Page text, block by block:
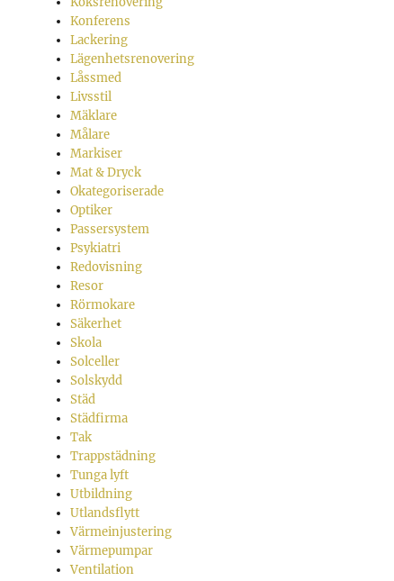
Konferens
Lackering
Lägenhetsrenovering
Låssmed
Livsstil
Mäklare
Målare
Markiser
Mat & Dryck
Okategoriserade
Optiker
Passersystem
Psykiatri
Redovisning
Resor
Rörmokare
Säkerhet
Skola
Solceller
Solskydd
Städ
Städfirma
Tak
Trappstädning
Tunga lyft
Utbildning
Utlandsflytt
Värmeinjustering
Värmepumpar
Ventilation